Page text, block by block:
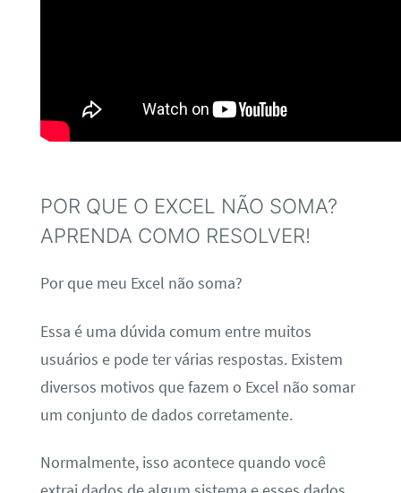
POR QUE O EXCEL NÃO SOMA?
APRENDA COMO RESOLVER!
Por que meu Excel não soma?
Essa é uma dúvida comum entre muitos
usuários e pode ter várias respostas. Existem
diversos motivos que fazem o Excel não somar
um conjunto de dados corretamente.
Normalmente, isso acontece quando você